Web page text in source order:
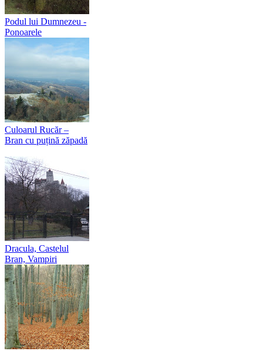
Podul lui Dumnezeu -
Ponoarele
Culoarul Rucăr –
Bran cu puțină zăpadă
Dracula, Castelul
Bran, Vampiri